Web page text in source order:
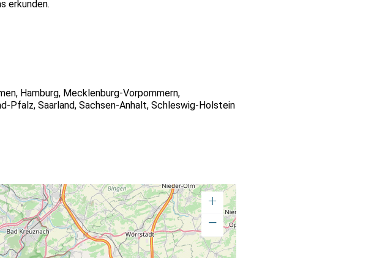
erkunden.
, Hamburg, Mecklenburg-Vorpommern,
Pfalz, Saarland, Sachsen-Anhalt, Schleswig-Holstein
+
−